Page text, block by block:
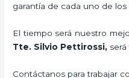
garantía de cada uno de los
El tiempo será nuestro
Tte. Silvio Pettirossi,
Contáctanos para trabajar